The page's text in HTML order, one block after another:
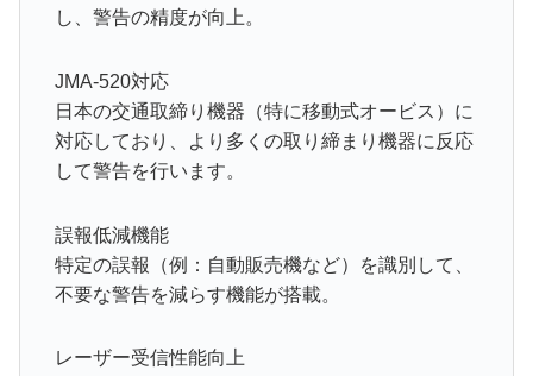
し、警告の精度が向上。
JMA-520対応
日本の交通取締り機器（特に移動式オービス）に
対応しており、より多くの取り締まり機器に反応
して警告を行います。
誤報低減機能
特定の誤報（例：自動販売機など）を識別して、
不要な警告を減らす機能が搭載。
レーザー受信性能向上